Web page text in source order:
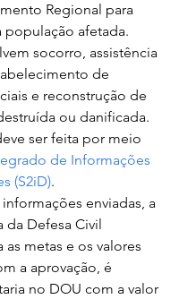
Regional para
população afetada.
socorro, assistência
de
e reconstrução de
ou danificada.
ser feita por meio
de Informações
(S2iD).
enviadas, a
Defesa Civil
as metas e os valores
a aprovação, é
no DOU com a valor